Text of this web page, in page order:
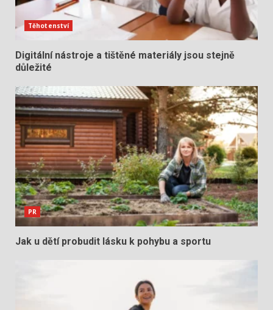
Těhotenství
Digitální nástroje a tištěné materiály jsou stejně
důležité
PR
Jak u dětí probudit lásku k pohybu a sportu